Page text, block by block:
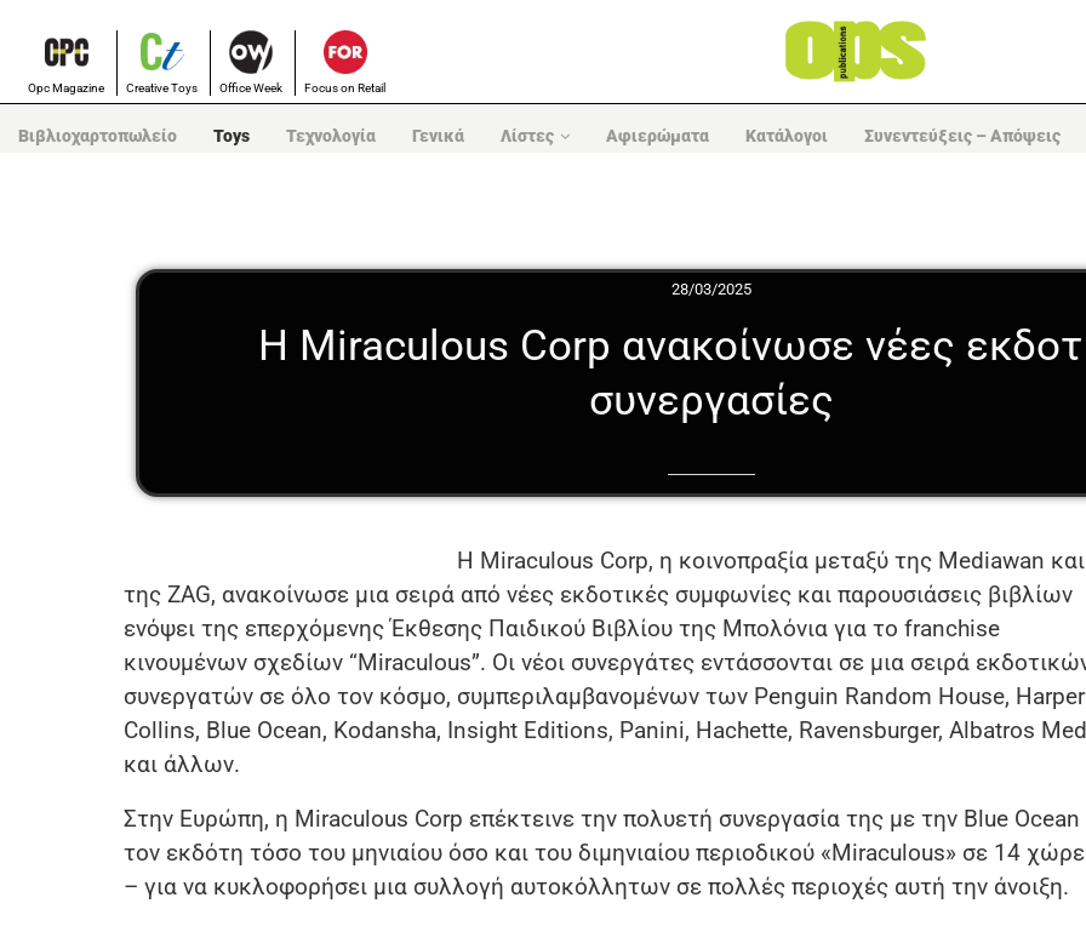
Opc Magazine Creative Toys Office Week Focus on Retail
Βιβλιοχαρτοπωλείο Toys Τεχνολογία Γενικά Λίστες Αφιερώματα Κατάλογοι Συνεντεύξεις – Απόψεις
28/03/2025
Η Miraculous Corp ανακοίνωσε νέες
συνεργασίες
Η Miraculous Corp, η κοινοπραξία μεταξύ της Mediawan και
της ZAG, ανακοίνωσε μια σειρά από νέες εκδοτικές συμφωνίες και παρουσιάσεις βιβλίων
ενόψει της επερχόμενης Έκθεσης Παιδικού Βιβλίου της Μπολόνια για το franchise
κινουμένων σχεδίων “Miraculous”. Οι νέοι συνεργάτες εντάσσονται σε μια σειρά
συνεργατών σε όλο τον κόσμο, συμπεριλαμβανομένων των Penguin Random House, Harper
Collins, Blue Ocean, Kodansha, Insight Editions, Panini, Hachette, Ravensburger, Albatros
και άλλων.
Στην Ευρώπη, η Miraculous Corp επέκτεινε την πολυετή συνεργασία της με την Blue Ocean
τον ​​εκδότη τόσο του μηνιαίου όσο και του διμηνιαίου περιοδικού «Miraculous» σε 14
– για να κυκλοφορήσει μια συλλογή αυτοκόλλητων σε πολλές περιοχές αυτή την άνοιξη.